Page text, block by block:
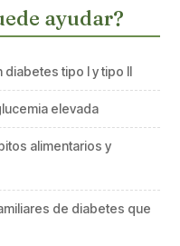
ayudar?
tipo I y tipo II
elevada
alimentarios y
de diabetes que